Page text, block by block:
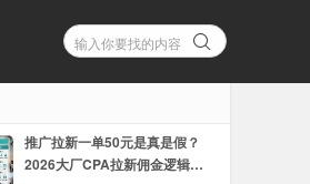
推广拉新一单50元是真是假？
2026大厂CPA拉新佣金逻辑拆